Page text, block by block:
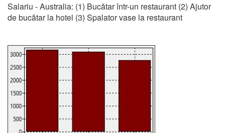
Salariu - Australia: (1) Bucătar într-un restaurant (2) Ajutor
de bucătar la hotel (3) Spalator vase la restaurant